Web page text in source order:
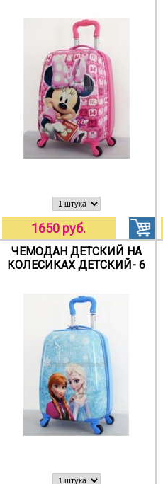
1650 руб.
ЧЕМОДАН ДЕТСКИЙ НА
КОЛЕСИКАХ ДЕТСКИЙ- 6